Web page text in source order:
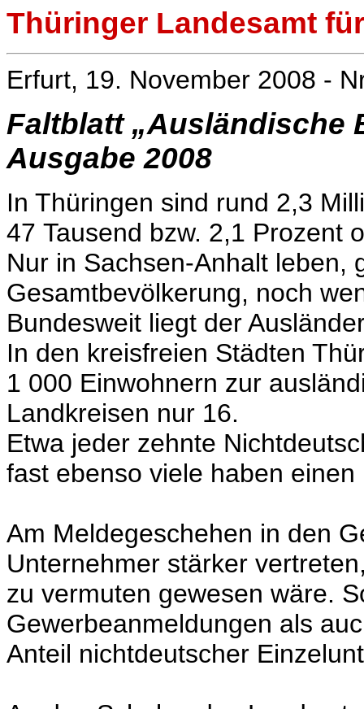
Thüringer Landesamt
Erfurt, 19. November 2008 -
Faltblatt „Ausländische
Ausgabe 2008
In Thüringen sind rund 2,3
47 Tausend bzw. 2,1 Prozent
Nur in Sachsen-Anhalt leben,
Gesamtbevölkerung, noch
Bundesweit liegt der
In den kreisfreien Städten
1 000 Einwohnern zur
Landkreisen nur 16.
Etwa jeder zehnte
fast ebenso viele haben einen
Am Meldegeschehen in den
Unternehmer stärker
zu vermuten gewesen wäre.
Gewerbeanmeldungen als
Anteil nichtdeutscher